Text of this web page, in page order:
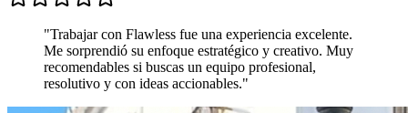
"Trabajar con Flawless fue una experiencia excelente.
Me sorprendió su enfoque estratégico y creativo. Muy
recomendables si buscas un equipo profesional,
resolutivo y con ideas accionables."